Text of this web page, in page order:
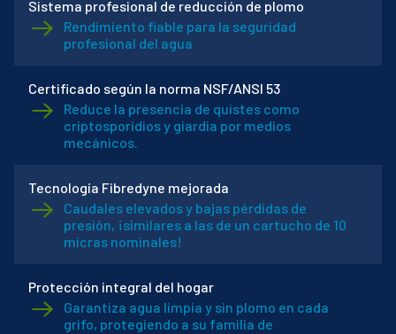
Sistema profesional de reducción de plomo
Rendimiento fiable para la seguridad
profesional del agua
Certificado según la norma NSF/ANSI 53
Reduce la presencia de quistes como
criptosporidios y giardia por medios
mecánicos.
Tecnología Fibredyne mejorada
Caudales elevados y bajas pérdidas de
presión, ¡similares a las de un cartucho de 10
micras nominales!
Protección integral del hogar
Garantiza agua limpia y sin plomo en cada
grifo, protegiendo a su familia de